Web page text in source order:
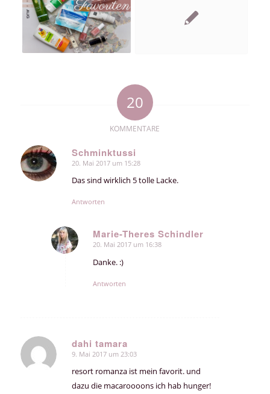
20
KOMMENTARE
Schminktussi
sagte:
20. Mai 2017 um 15:28
Das sind wirklich 5 tolle Lacke.
Antworten
Marie-Theres Schindler
sagte:
20. Mai 2017 um 16:38
Danke. :)
Antworten
dahi tamara
sagte:
9. Mai 2017 um 23:03
resort romanza ist mein favorit. und
dazu die macaroooons ich hab hunger!